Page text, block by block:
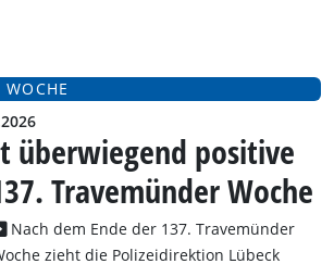
überwiegend positive
Travemünder Woche
Nach dem Ende der 137. Travemünder
zieht die Polizeidirektion Lübeck